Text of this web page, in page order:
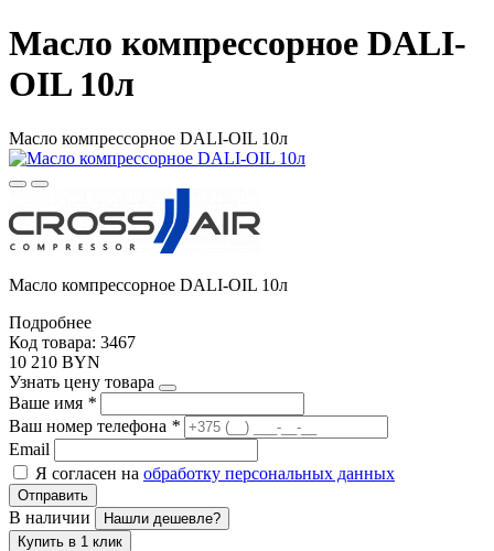
Масло компрессорное DALI-
OIL 10л
Масло компрессорное DALI-OIL 10л
Масло компрессорное DALI-OIL 10л
Подробнее
Код товара: 3467
10 210 BYN
Узнать цену товара
Ваше имя *
Ваш номер телефона *
Email
Я согласен на обработку персональных данных
Отправить
В наличии
Нашли дешевле?
Купить в 1 клик